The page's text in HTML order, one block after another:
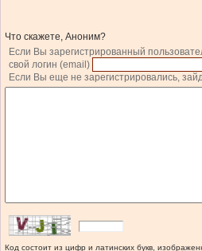
Что скажете, Аноним?
Если Вы зарегистрированный
свой логин (email)
Если Вы еще не зарегистрировались,
Код состоит из цифр и латинских букв,